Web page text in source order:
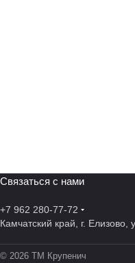
Связаться с нами
+7 962 280-77-72
Камчатский край, г.
© 2026 ТМ Крупенич